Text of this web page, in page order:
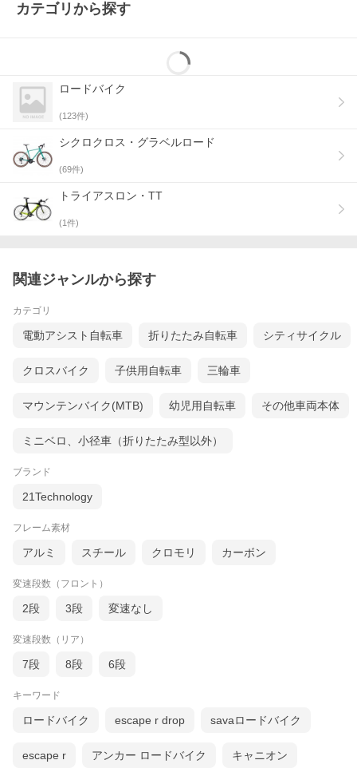
自転車を安全・快適にご使用いただくために
●自転車を安全で快適にご使用いただくために、お近くの自転車店
にて定期的な点検をしてください。
●ご使用中に自転車の不具合を感じた時は、直ちに使用を中止し自
転車店にご相談ください。
●不具合の早期発見、事故を未然に防ぐためにも、乗車前に点検と
確認を行ってください。
す。
※仕様・外観・価格は、改良のため予告なく変更される場合が
※商品はお取り寄せのため、メーカー代理店の在庫状況により
ご用意できない場合がございます。
※お取り寄せ商品のため、不良品以外の返品・交換はお断りい
以上、予めご了承いただきますようお願いいたします。
カテゴリから探す
ロードバイク
(123件)
シクロクロス・グラベルロード
(69件)
トライアスロン・TT
(1件)
関連ジャンルから探す
カテゴリ
電動アシスト自転車 折りたたみ自転車 シティサイクル
クロスバイク 子供用自転車 三輪車
マウンテンバイク(MTB) 幼児用自転車 その他車両本体
ミニベロ、小径車（折りたたみ型以外）
ブランド
21Technology
フレーム素材
アルミ スチール クロモリ カーボン
変速段数（フロント）
2段 3段 変速なし
変速段数（リア）
7段 8段 6段
キーワード
ロードバイク escape r drop savaロードバイク
escape r アンカー ロードバイク キャニオン